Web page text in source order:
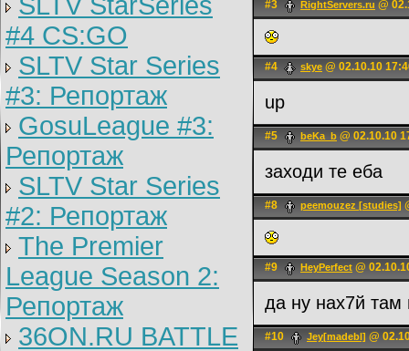
#4 CS:GO
SLTV Star Series
#3: Репортаж
GosuLeague #3:
Репортаж
SLTV Star Series
#2: Репортаж
The Premier
League Season 2:
Репортаж
36ON.RU BATTLE
#3 RightServers.ru @
#4 skye @ 02.10.10
up
#5 beKa_b @ 02.10.10
заходи те еба
#8 peemouzez [studies]
#9 HeyPerfect @
да ну нах7й там
#10 Jey[madebl] @